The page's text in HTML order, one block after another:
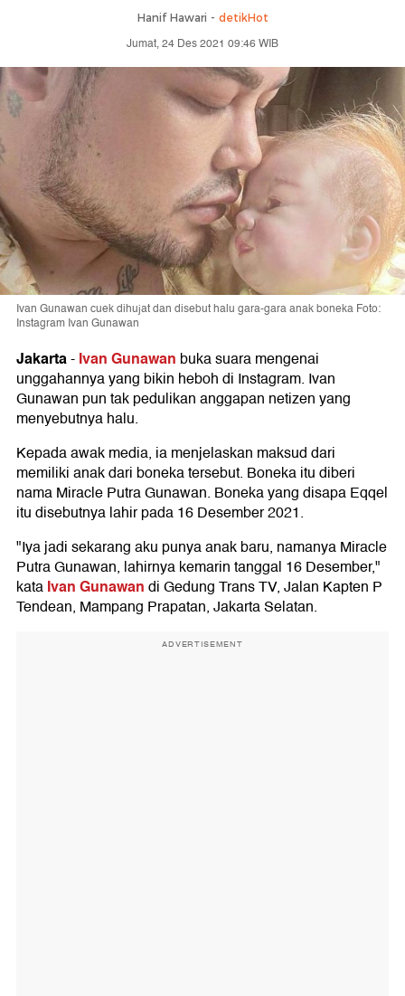
Hanif Hawari - detikHot
Jumat, 24 Des 2021 09:46 WIB
Ivan Gunawan cuek dihujat dan disebut halu gara-gara anak boneka Foto:
Instagram Ivan Gunawan
Jakarta-Ivan Gunawan buka suara mengenai
unggahannya yang bikin heboh di Instagram. Ivan
Gunawan pun tak pedulikan anggapan netizen yang
menyebutnya halu.
Kepada awak media, ia menjelaskan maksud dari
memiliki anak dari boneka tersebut. Boneka itu diberi
nama Miracle Putra Gunawan. Boneka yang disapa Eqqel
itu disebutnya lahir pada 16 Desember 2021.
"Iya jadi sekarang aku punya anak baru, namanya Miracle
Putra Gunawan, lahirnya kemarin tanggal 16 Desember,"
kataIvan Gunawandi Gedung Trans TV, Jalan Kapten P
Tendean, Mampang Prapatan, Jakarta Selatan.
ADVERTISEMENT